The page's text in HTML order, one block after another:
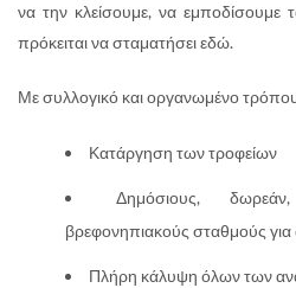
να την κλείσουμε, να εμποδίσουμε
πρόκειται να σταματήσει εδώ.
Με συλλογικό και οργανωμένο
Κατάργηση των τροφείων
Δημόσιους,
βρεφονηπιακούς σταθμούς για
Πλήρη κάλυψη όλων των